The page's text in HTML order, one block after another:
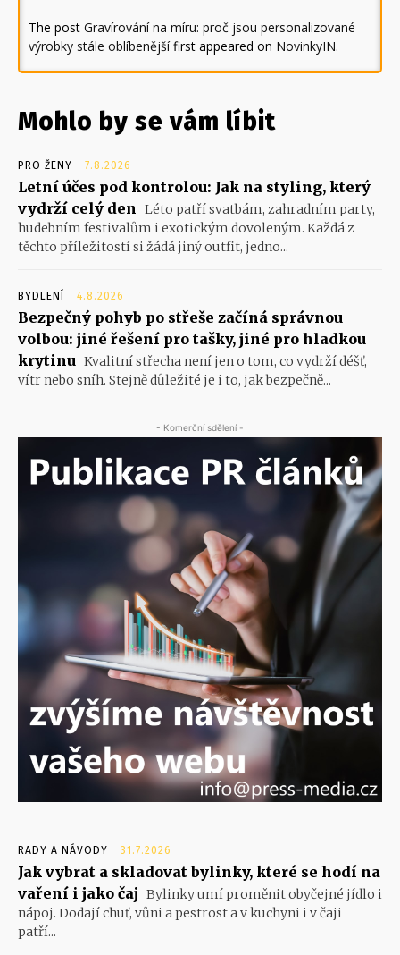
The post Gravírování na míru: proč jsou personalizované
výrobky stále oblíbenějšífirst appeared on NovinkyIN.
Mohlo by se vám líbit
PRO ŽENY 7.8.2026
Letní účes pod kontrolou: Jak na styling, který
vydrží celý den Léto patří svatbám, zahradním party,
hudebním festivalům i exotickým dovoleným. Každá z
těchto příležitostí si žádá jiný outfit, jedno...
BYDLENÍ 4.8.2026
Bezpečný pohyb po střeše začíná správnou
volbou: jiné řešení pro tašky, jiné pro hladkou
krytinu Kvalitní střecha není jen o tom, co vydrží déšť,
vítr nebo sníh. Stejně důležité je i to, jak bezpečně...
- Komerční sdělení -
RADY A NÁVODY 31.7.2026
Jak vybrat a skladovat bylinky, které se hodí na
vaření i jako čaj Bylinky umí proměnit obyčejné jídlo i
nápoj. Dodají chuť, vůni a pestrost a v kuchyni i v čaji
patří...